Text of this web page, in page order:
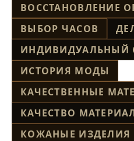
ВОССТАНОВЛЕНИЕ
ВЫБОР ЧАСОВ
ИНДИВИДУАЛЬНЫЙ
ИСТОРИЯ МОДЫ
КАЧЕСТВЕННЫЕ
КАЧЕСТВО
КОЖАНЫЕ ИЗДЕЛИЯ